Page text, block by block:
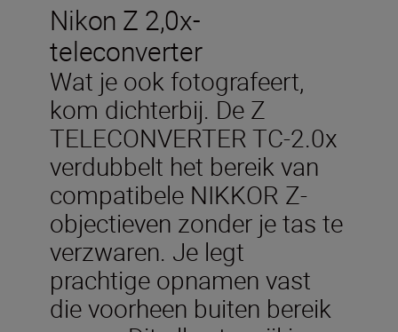
Nikon Z 2,0x-
teleconverter
Wat je ook fotografeert,
kom dichterbij. De Z
TELECONVERTER TC-2.0x
verdubbelt het bereik van
compatibele NIKKOR Z-
objectieven zonder je tas te
verzwaren. Je legt
prachtige opnamen vast
die voorheen buiten bereik